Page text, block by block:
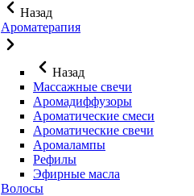
Назад
Ароматерапия
Назад
Массажные свечи
Аромадиффузоры
Ароматические смеси
Ароматические свечи
Аромалампы
Рефилы
Эфирные масла
Волосы